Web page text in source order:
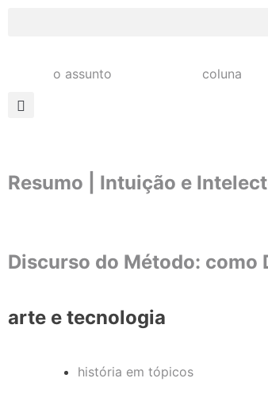
o assunto coluna
Resumo | Intuição e
Discurso do Método:
arte e tecnologia
história em tópicos